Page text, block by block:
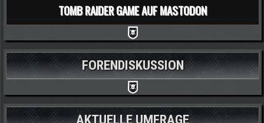
TOMB RAIDER GAME AUF MASTODON
FORENDISKUSSION